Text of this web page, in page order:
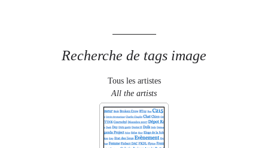
Recherche de tags image
Tous les artistes
All the artists